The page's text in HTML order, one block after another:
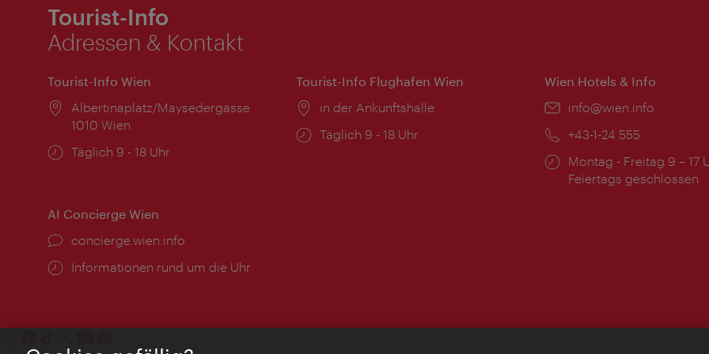
Tourist-Info
Adressen & Kontakt
Tourist-Info Wien
Ort:
Albertinaplatz/Maysedergasse
1010 Wien
Öffnungszeiten:
Täglich 9 - 18 Uhr
Tourist-Info Flughafen Wien
Ort:
in der Ankunftshalle
Öffnungszeiten:
Täglich 9 - 18 Uhr
Wien Hotels & Info
Email:
info@wien.info
Telefon:
+43-1-24 555
Öffnungszeiten:
Montag - Freitag 9 – 17
Feiertags geschlossen
AI Concierge Wien
Ort:
concierge.wien.info
Öffnungszeiten:
Informationen rund um die Uhr